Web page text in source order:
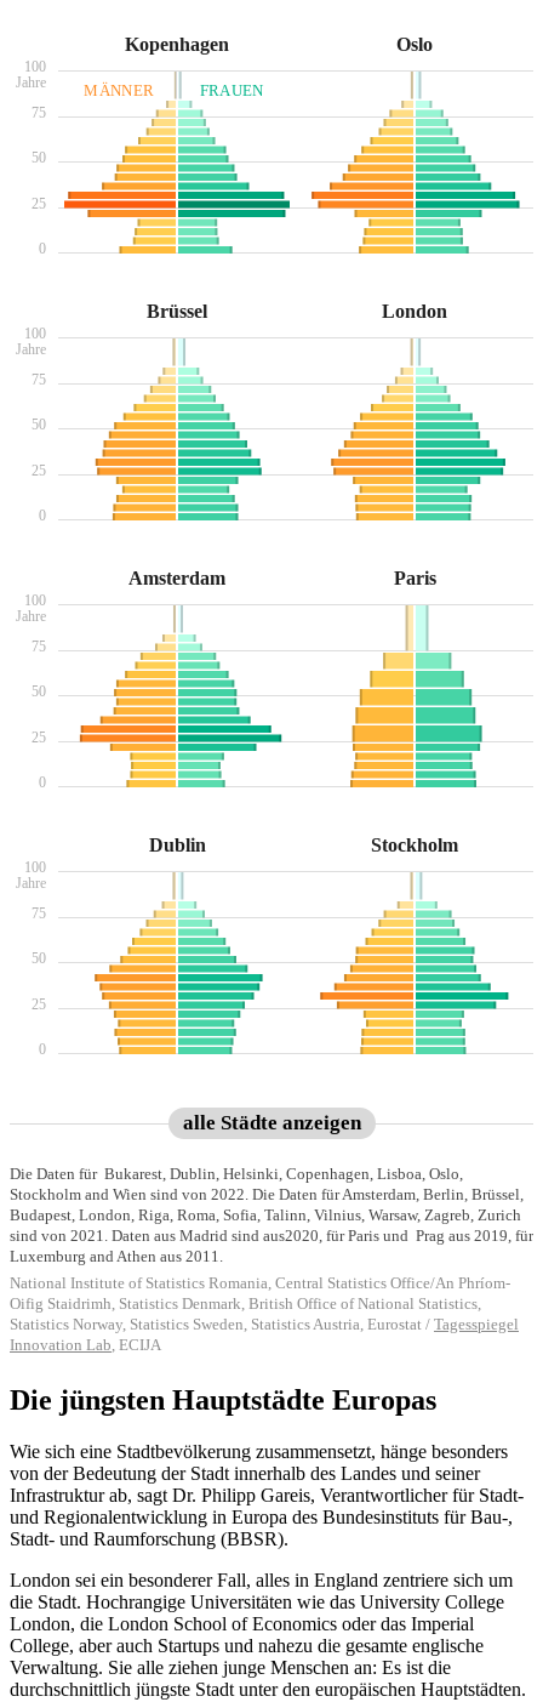
Die jüngsten Hauptstädte Europas
Wie sich eine Stadtbevölkerung zusammensetzt, hänge besonders
von der Bedeutung der Stadt innerhalb des Landes und seiner
Infrastruktur ab, sagt Dr. Philipp Gareis, Verantwortlicher für Stadt-
und Regionalentwicklung in Europa des Bundesinstituts für Bau-,
Stadt- und Raumforschung (BBSR).
London sei ein besonderer Fall, alles in England zentriere sich um
die Stadt. Hochrangige Universitäten wie das University College
London, die London School of Economics oder das Imperial
College, aber auch Startups und nahezu die gesamte englische
Verwaltung. Sie alle ziehen junge Menschen an: Es ist die
durchschnittlich jüngste Stadt unter den europäischen Hauptstädten.